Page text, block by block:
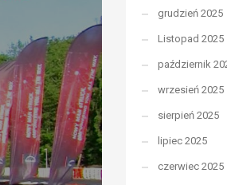
grudzień 2025
Listopad 2025
październik
wrzesień 2025
sierpień 2025
lipiec 2025
czerwiec 2025